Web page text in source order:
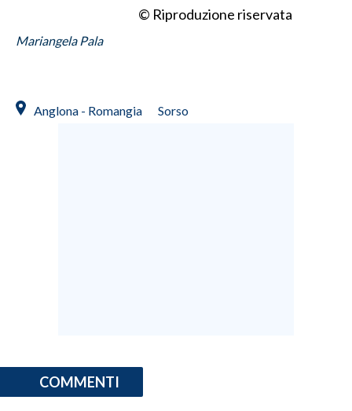
© Riproduzione riservata
Mariangela Pala
Anglona - Romangia Sorso
COMMENTI